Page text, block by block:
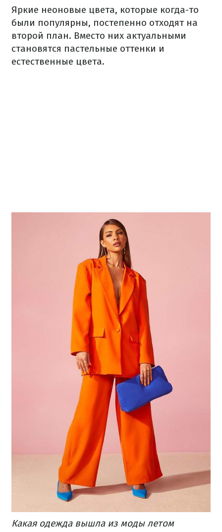
Яркие неоновые цвета, которые когда-то
были популярны, постепенно отходят на
второй план. Вместо них актуальными
становятся пастельные оттенки и
естественные цвета.
Какая одежда вышла из моды летом